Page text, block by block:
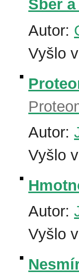
Sběr
Autor:
Vyšlo
Autor:
Vyšlo
Autor:
Vyšlo